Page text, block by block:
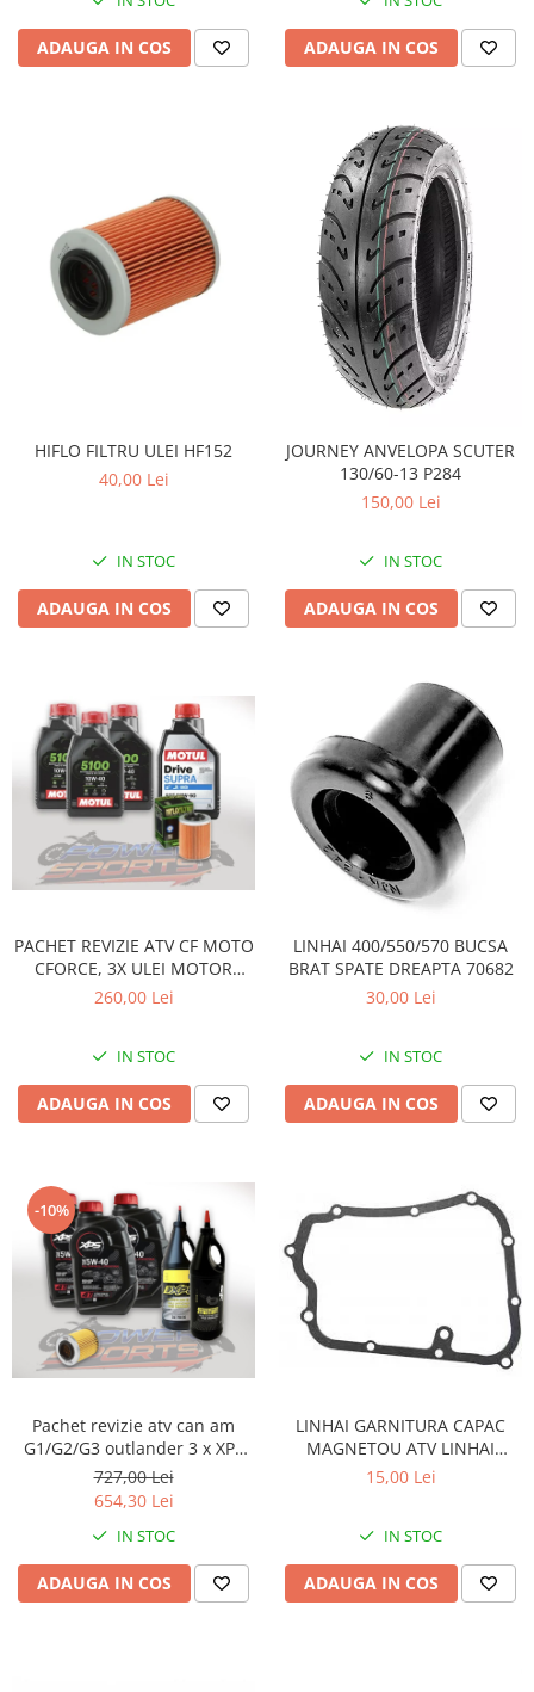
Pompa Presiune
Robinet benzina
Piese Snowmobil
Plastice
Aparatoare
Masti
Pompe Apa
Radiatoare
ventilator
ADAUGA IN COS ADAUGA IN COS
HIFLO FILTRU ULEI HF152
40,00 Lei
IN STOC
ADAUGA IN COS
JOURNEY ANVELOPA SCUTER
130/60-13 P284
150,00 Lei
IN STOC
ADAUGA IN COS
PACHET REVIZIE ATV CF MOTO
CFORCE, 3X ULEI MOTOR
MOTUL 5100 10W40, ULEI
260,00 Lei
IN STOC
ADAUGA IN COS
LINHAI 400/550/570 BUCSA
BRAT SPATE DREAPTA 70682
30,00 Lei
IN STOC
ADAUGA IN COS
-10%
Pachet revizie atv can am
G1/G2/G3 outlander 3 x XPS
can am ulei 5w40 BRP, ULEI
GRUP FATA XPS 75W90, ULEI
GRUP SPATE SI CUTIE
75W140.FILTRU ULEI ORIGINAL
CAN AM
727,00 Lei
654,30 Lei
IN STOC
ADAUGA IN COS
LINHAI GARNITURA CAPAC
MAGNETOU ATV LINHAI
260/300/400 - 23617
15,00 Lei
IN STOC
ADAUGA IN COS